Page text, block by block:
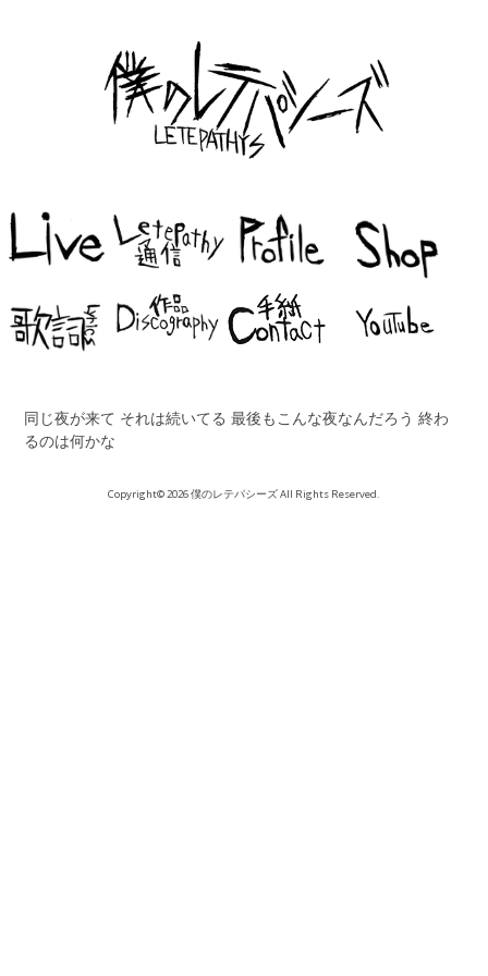
同じ夜が来て それは続いてる 最後もこんな夜なんだろう 終わ
るのは何かな
Copyright© 2026 僕のレテパシーズ All Rights Reserved.